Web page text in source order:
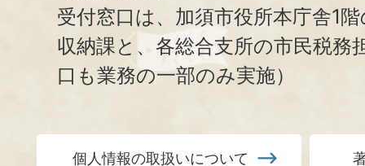
受付窓口は、加須市役所本庁舎1
収納課と、 各総合支所の市民税務
口も業務の一部のみ実施）
個人情報の取扱いについて